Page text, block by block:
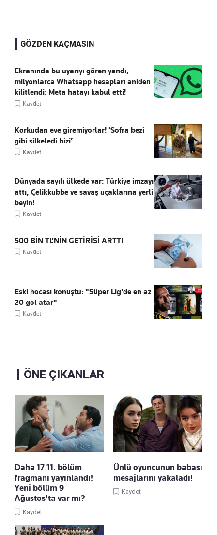
GÖZDEN KAÇMASIN
Ekranında bu uyarıyı gören yandı,
milyonlarca Whatsapp hesapları aniden
kilitlendi: Meta hatayı kabul etti!
Kaydet
Korkudan eve giremiyorlar! ‘Sofra bezi
gibi silkeledi bizi’
Kaydet
Dünyada sayılı ülkede var: Türkiye imzayı
attı, Çelikkubbe ve savaş uçaklarına yerli
beyin!
Kaydet
500 BİN TL’NİN GETİRİSİ ARTTI
Kaydet
Eski hocası konuştu: "Süper Lig'de en az
20 gol atar"
Kaydet
ÖNE ÇIKANLAR
Daha 17 11. bölüm
fragmanı yayınlandı!
Yeni bölüm 9
Ağustos'ta var mı?
Kaydet
Ünlü oyuncunun babası
mesajlarını yakaladı!
Kaydet